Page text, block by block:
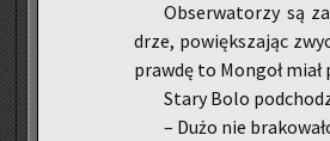
Ob­ser­wa­to­rzy są
drze, po­więk­sza­jąc
praw­dę to Mon­goł
Stary Bolo
– Dużo nie